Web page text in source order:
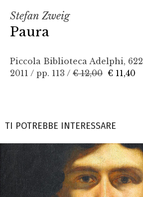
Stefan Zweig
Paura
Piccola Biblioteca Adelphi, 622
2011 / pp. 113 / € 12,00 € 11,40
TI POTREBBE INTERESSARE